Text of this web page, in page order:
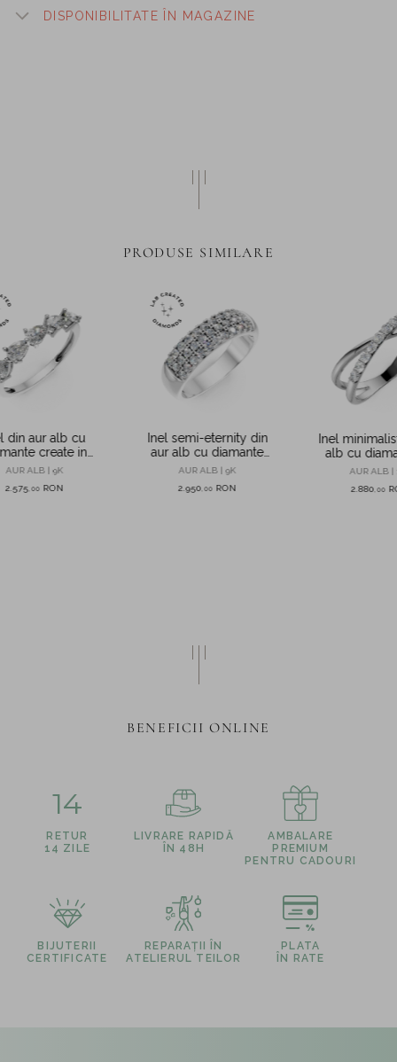
DISPONIBILITATE ÎN MAGAZINE
PRODUSE SIMILARE
din aur alb cu
create in
de 0.45ct
AUR ALB | 9K
2.575 ,00 RON
Inel semi-eternity din
aur alb cu diamante
microsetting de 0.3ct
AUR ALB | 9K
2.950 ,00 RON
Inel
alb cu
0.2ct
AUR ALB |
2.880 ,00
BENEFICII ONLINE
14
RETUR
14 ZILE
LIVRARE RAPIDĂ
ÎN 48H
AMBALARE
PREMIUM
PENTRU CADOURI
BIJUTERII
CERTIFICATE
REPARAȚII ÎN
ATELIERUL TEILOR
PLATA
ÎN RATE